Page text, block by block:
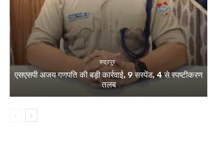
रुद्रपुर
एसएसपी अजय गणपति की बड़ी कार्रवाई, 9 सस्पेंड, 4 से स्पष्टीकरण
तलब